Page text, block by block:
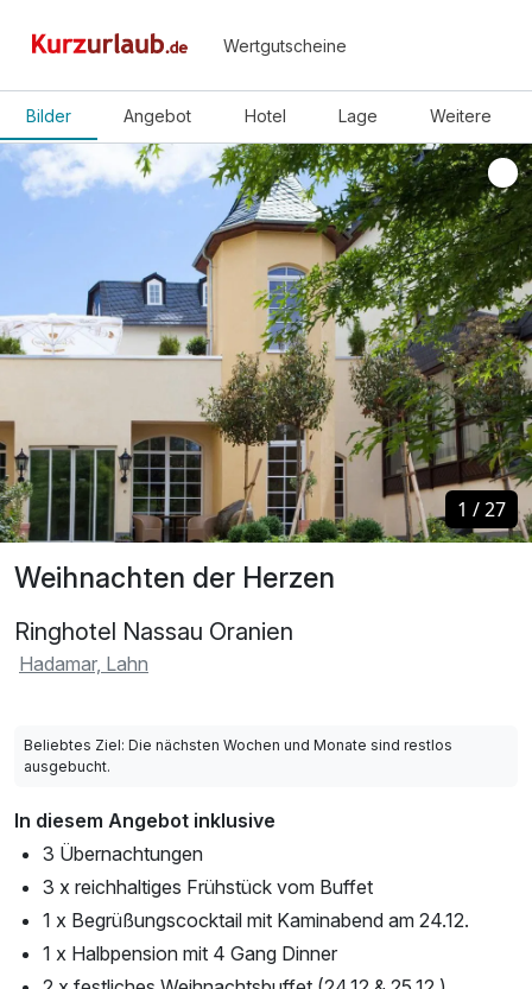
Wertgutscheine
Bilder Angebot Hotel Lage Weitere
Weihnachten der Herzen
Ringhotel Nassau Oranien
Hadamar, Lahn
1 /27
1 /27
Beliebtes Ziel: Die nächsten Wochen und Monate sind restlos
ausgebucht.
In diesem Angebot inklusive
3 Übernachtungen
3 x reichhaltiges Frühstück vom Buffet
1 x Begrüßungscocktail mit Kaminabend am 24.12.
1 x Halbpension mit 4 Gang Dinner